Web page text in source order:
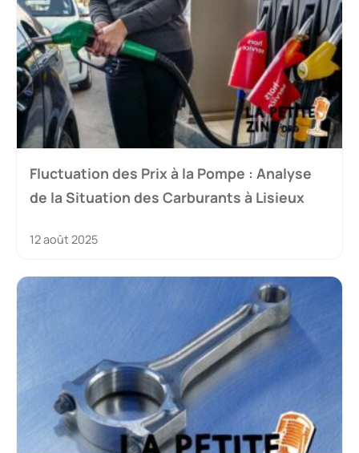
Fluctuation des Prix à la Pompe : Analyse
de la Situation des Carburants à Lisieux
12 août 2025